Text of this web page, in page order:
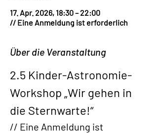
17. Apr. 2026, 18:30 – 22:00
// Eine Anmeldung ist erforderlich
Über die Veranstaltung
2.5 Kinder-Astronomie-
Workshop „Wir gehen in
die Sternwarte!“
// Eine Anmeldung ist